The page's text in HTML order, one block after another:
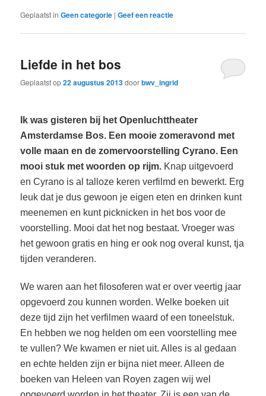
Geplaatst in Geen categorie |Geef een reactie
Liefde in het bos
Geplaatst op22 augustus 2013doorbwv_ingrid
Ik was gisteren bij het Openluchttheater
Amsterdamse Bos. Een mooie zomeravond met
volle maan en de zomervoorstelling Cyrano. Een
mooi stuk met woorden op rijm. Knap uitgevoerd
en Cyrano is al talloze keren verfilmd en bewerkt. Erg
leuk dat je dus gewoon je eigen eten en drinken kunt
meenemen en kunt picknicken in het bos voor de
voorstelling. Mooi dat het nog bestaat. Vroeger was
het gewoon gratis en hing er ook nog overal kunst, tja
tijden veranderen.
We waren aan het filosoferen wat er over veertig jaar
opgevoerd zou kunnen worden. Welke boeken uit
deze tijd zijn het verfilmen waard of een toneelstuk.
En hebben we nog helden om een voorstelling mee
te vullen? We kwamen er niet uit. Alles is al gedaan
en echte helden zijn er bijna niet meer. Alleen de
boeken van Heleen van Royen zagen wij wel